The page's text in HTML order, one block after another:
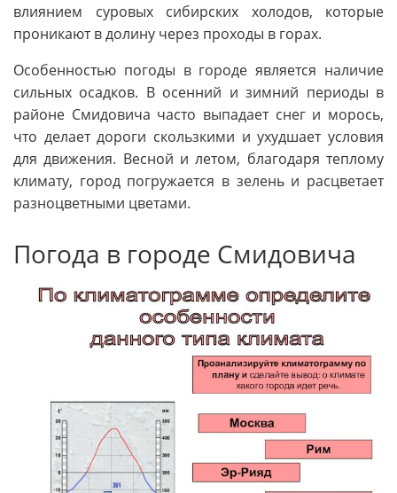
влиянием суровых сибирских холодов, которые
проникают в долину через проходы в горах.
Особенностью погоды в городе является наличие
сильных осадков. В осенний и зимний периоды в
районе Смидовича часто выпадает снег и морось,
что делает дороги скользкими и ухудшает условия
для движения. Весной и летом, благодаря теплому
климату, город погружается в зелень и расцветает
разноцветными цветами.
Погода в городе Смидовича